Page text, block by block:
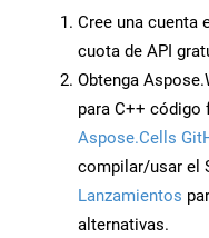
Cree una cuenta
cuota de API
Obtenga
para C++ código
Aspose.Cells
compilar/usar el
Lanzamientos
alternativas.